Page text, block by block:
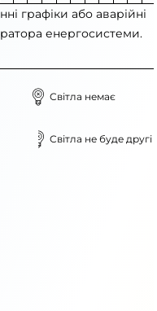
графіки або аварійні
енергосистеми.
Світла немає
Світла не буде другі